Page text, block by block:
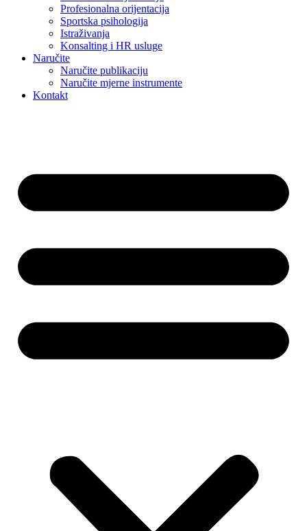
Profesionalna orijentacija
Sportska psihologija
Istraživanja
Konsalting i HR usluge
Naručite
Naručite publikaciju
Naručite mjerne instrumente
Kontakt